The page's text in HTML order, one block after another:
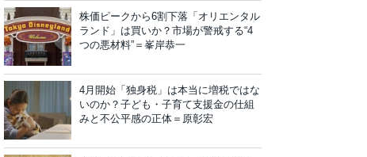
株価ピークから6割下落「オリエンタル
ランド」は買いか？市場が警戒する“4
つの悪材料”＝峯岸恭一
4月開始「独身税」は本当に増税ではな
いのか？子ども・子育て支援金の仕組
みと不公平感の正体＝原彰宏